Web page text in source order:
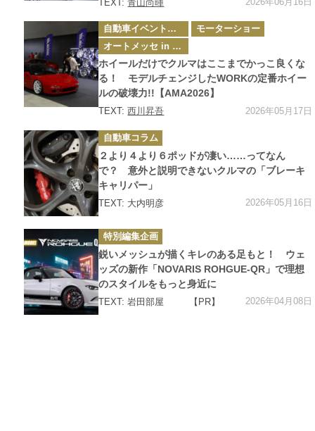
TEXT:青山尚暉
カ
テ
ゴ
リ
ー
自動車イベント・カーイベント
モーターショー
オートメッセ in 愛知
ホイールだけでクルマはここまでかっこ良くな
る！ モデルチェンジしたWORKの定番ホイー
ルの破壊力!!【AMA2026】
TEXT:西川昇吾 2026年05月17日
カ
テ
ゴ
リ
ー
自動車コラム
２より４より６ポッドが凄い……ってなん
で？ 意外と説明できないクルマの「ブレーキ
キャリパー」
TEXT: 大内明彦 2026年05月16日
カ
テ
ゴ
リ
ー
特別編集企画
鋭いメッシュが描くキレのある足もと！ ウェ
ッズの新作「NOVARIS ROHGUE-QR」で理想
のスタイルをもっと身近に
TEXT: 岩田部屋 【PR】 2026年04月08日